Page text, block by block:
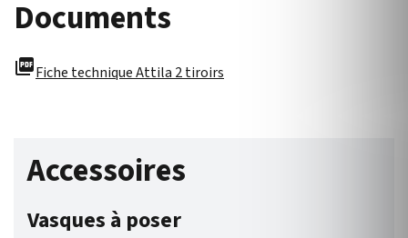
Documents
picture_as_pdfFiche technique Attila 2 tiroirs
Accessoires
Vasques à poser